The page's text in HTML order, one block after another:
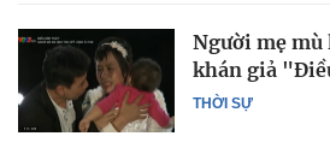
THỜI SỰ
Người mẹ mù
khán giả